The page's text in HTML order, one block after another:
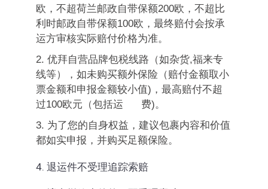
欧，不超荷兰邮政自带保额200欧， 不超比
利时邮政自带保额100欧， 最终赔付会按承
运方审核实际赔付价格为准。
2. 优拜自营品牌包税线路（如杂货,福来专
线等），如未购买额外保险（赔付金额取小
票金额和申报金额较小值) ，最高赔付不超
过100欧元（包括运 费)。
3. 为了您的自身权益，建议包裹内容和价值
都如实申报，并购买足额保险。
4. 退运件不受理追踪索赔